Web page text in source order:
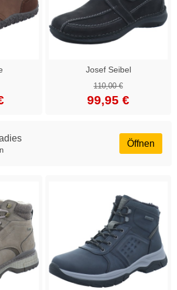
Josef Seibel
110,00 €
99,95 €
Öffnen